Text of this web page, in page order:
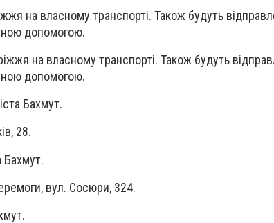
на власному транспорті. Також будуть
допомогою.
на власному транспорті. Також будуть
допомогою.
Бахмут.
28.
Бахмут.
вул. Сосюри, 324.